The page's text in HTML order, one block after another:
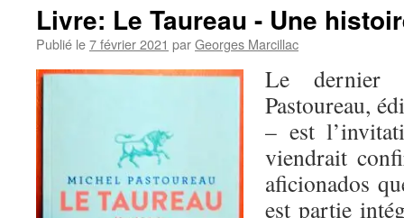
Livre: Le Taureau - Une
Publié le7 février 2021 parGeorges Marcillac
Le dernier
Pastoureau,
– est
viendrait
aficionados
est partie